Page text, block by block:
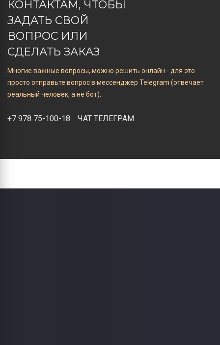
КОНТАКТАМ, ЧТОБЫ
ЗАДАТЬ СВОЙ
ВОПРОС ИЛИ
СДЕЛАТЬ ЗАКАЗ
Многие важные вопросы, можно решить онлайн - для это
просто отправьте вопрос в мессенджер Telegram (отвечает
реальный человек, а не бот).
+7 978 75-100-18 ЧАТ ТЕЛЕГРАМ